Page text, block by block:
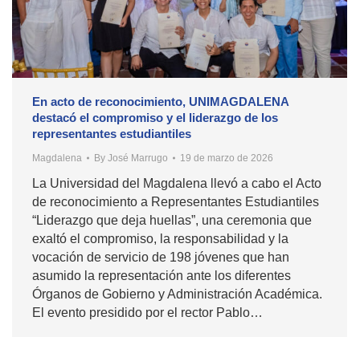
En acto de reconocimiento, UNIMAGDALENA
destacó el compromiso y el liderazgo de los
representantes estudiantiles
Magdalena By José Marrugo 19 de marzo de 2026
La Universidad del Magdalena llevó a cabo el Acto
de reconocimiento a Representantes Estudiantiles
“Liderazgo que deja huellas”, una ceremonia que
exaltó el compromiso, la responsabilidad y la
vocación de servicio de 198 jóvenes que han
asumido la representación ante los diferentes
Órganos de Gobierno y Administración Académica.
El evento presidido por el rector Pablo…